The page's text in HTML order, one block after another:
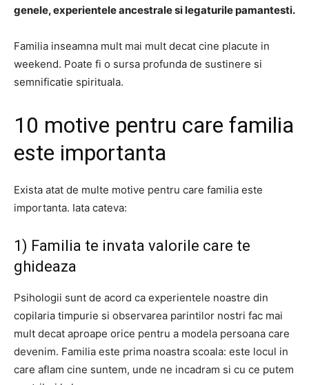
genele, experientele ancestrale si legaturile pamantesti.
Familia inseamna mult mai mult decat cine placute in
weekend. Poate fi o sursa profunda de sustinere si
semnificatie spirituala.
10 motive pentru care familia
este importanta
Exista atat de multe motive pentru care familia este
importanta. Iata cateva:
1) Familia te invata valorile care te
ghideaza
Psihologii sunt de acord ca experientele noastre din
copilaria timpurie si observarea parintilor nostri fac mai
mult decat aproape orice pentru a modela persoana care
devenim. Familia este prima noastra scoala: este locul in
care aflam cine suntem, unde ne incadram si cu ce putem